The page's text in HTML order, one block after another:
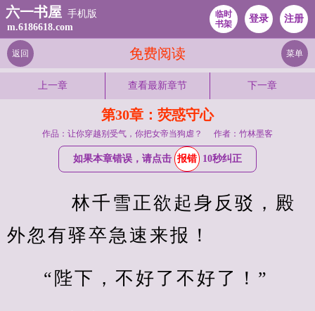
六一书屋 手机版
m.6186618.com
临时
书架
登录 注册
免费阅读
返回 菜单
上一章 查看最新章节 下一章
第30章：荧惑守心
作品：让你穿越别受气，你把女帝当狗虐？ 作者：竹林墨客
如果本章错误，请点击 报错 10秒纠正
外忽有驿卒急速来报！
“陛下，不好了不好了！”